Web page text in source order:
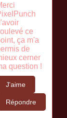
ce
ça m'a
de
cerner
question !
J'aime
Répondre